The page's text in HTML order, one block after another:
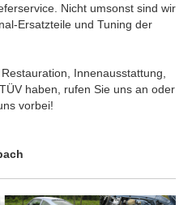
Nicht umsonst sind wir
Ersatzteile und Tuning der
Innenausstattung,
haben, rufen Sie uns an oder
vorbei!